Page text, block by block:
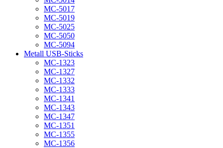
MC-5017
MC-5019
MC-5025
MC-5050
MC-5094
Metall USB-Sticks
MC-1323
MC-1327
MC-1332
MC-1333
MC-1341
MC-1343
MC-1347
MC-1351
MC-1355
MC-1356